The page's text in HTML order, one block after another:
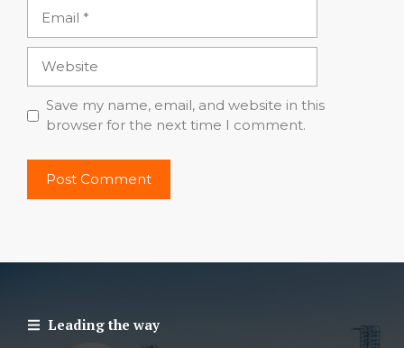
Save my name, email, and website in this
browser for the next time I comment.
Leading the way